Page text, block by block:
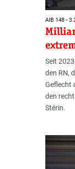
AIB 148 -
Seit
den RN,
Geflecht
den
Stérin.